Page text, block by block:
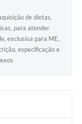
de dietas,
para atender
exclusiva para ME,
especificação e